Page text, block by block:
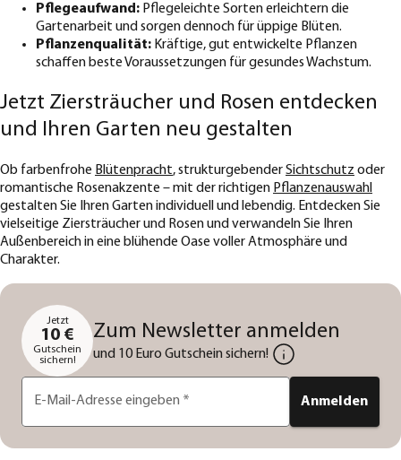
Pflegeaufwand: Pflegeleichte Sorten erleichtern die
Gartenarbeit und sorgen dennoch für üppige Blüten.
Pflanzenqualität: Kräftige, gut entwickelte Pflanzen
schaffen beste Voraussetzungen für gesundes Wachstum.
Jetzt Ziersträucher und Rosen entdecken
und Ihren Garten neu gestalten
Ob farbenfrohe Blütenpracht, strukturgebenderSichtschutz oder
romantische Rosenakzente – mit der richtigen Pflanzenauswahl
gestalten Sie Ihren Garten individuell und lebendig. Entdecken Sie
vielseitige Ziersträucher und Rosen und verwandeln Sie Ihren
Außenbereich in eine blühende Oase voller Atmosphäre und
Charakter.
Jetzt
10 €
Gutschein
sichern!
Zum Newsletter anmelden
und 10 Euro Gutschein sichern!
E-Mail-Adresse eingeben * Anmelden